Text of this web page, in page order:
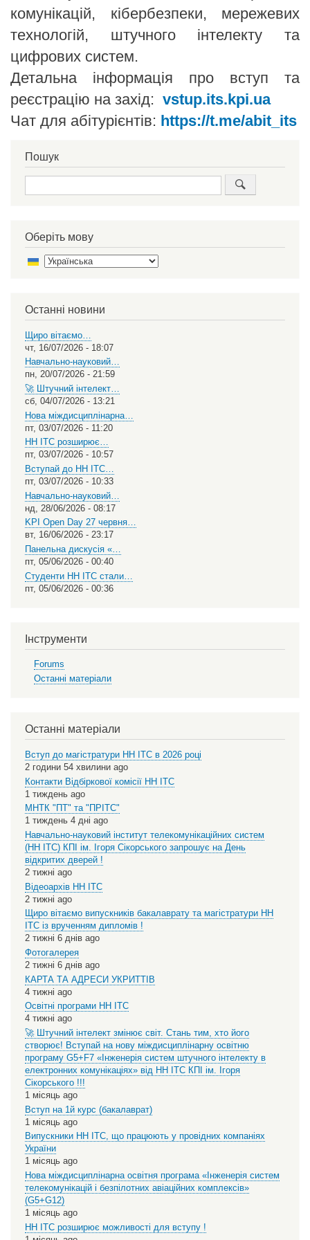
комунікацій, кібербезпеки, мережевих
технологій, штучного інтелекту та
цифрових систем.
Детальна інформація про вступ та
реєстрацію на захід: vstup.its.kpi.ua
Чат для абітурієнтів: https://t.me/abit_its
Пошук
Пошук
Оберіть мову
Останні новини
Щиро вітаємо…
чт, 16/07/2026 - 18:07
Навчально-науковий…
пн, 20/07/2026 - 21:59
🚀 Штучний інтелект…
сб, 04/07/2026 - 13:21
Нова міждисциплінарна…
пт, 03/07/2026 - 11:20
НН ІТС розширює…
пт, 03/07/2026 - 10:57
Вступай до НН ІТС…
пт, 03/07/2026 - 10:33
Навчально-науковий…
нд, 28/06/2026 - 08:17
KPI Open Day 27 червня…
вт, 16/06/2026 - 23:17
Панельна дискусія «…
пт, 05/06/2026 - 00:40
Студенти НН ІТС стали…
пт, 05/06/2026 - 00:36
Інструменти
Forums
Останні матеріали
Останні матеріали
Вступ до магістратури НН ІТС в 2026 році
2 години 54 хвилини ago
Контакти Відбіркової комісії НН ІТС
1 тиждень ago
МНТК "ПТ" та "ПРІТС"
1 тиждень 4 дні ago
Навчально-науковий інститут телекомунікаційних систем
(НН ІТС) КПІ ім. Ігоря Сікорського запрошує на День
відкритих дверей !
2 тижні ago
Відеоархів НН ІТС
2 тижні ago
Щиро вітаємо випускників бакалаврату та магістратури НН
ІТС із врученням дипломів !
2 тижні 6 днів ago
Фотогалерея
2 тижні 6 днів ago
КАРТА ТА АДРЕСИ УКРИТТІВ
4 тижні ago
Освітні програми НН ІТС
4 тижні ago
🚀 Штучний інтелект змінює світ. Стань тим, хто його
створює! Вступай на нову міждисциплінарну освітню
програму G5+F7 «Інженерія систем штучного інтелекту в
електронних комунікаціях» від НН ІТС КПІ ім. Ігоря
Сікорського !!!
1 місяць ago
Вступ на 1й курс (бакалаврат)
1 місяць ago
Випускники НН ІТС, що працюють у провідних компаніях
України
1 місяць ago
Нова міждисциплінарна освітня програма «Інженерія систем
телекомунікацій і безпілотних авіаційних комплексів»
(G5+G12)
1 місяць ago
НН ІТС розширює можливості для вступу !